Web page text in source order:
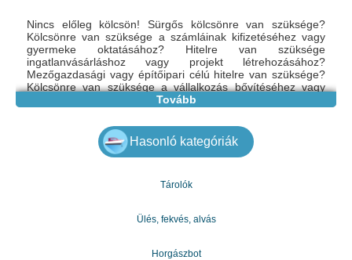
Nincs előleg kölcsön! Sürgős kölcsönre van szüksége?
Kölcsönre van szüksége a számláinak kifizetéséhez vagy
gyermeke oktatásához? Hitelre van szüksége
ingatlanvásárláshoz vagy projekt létrehozásához?
Mezőgazdasági vagy építőipari célú hitelre van szüksége?
Kölcsönre van szüksége a vállalkozás bővítéséhez vagy
elindításához? Visszautasította Önt bankja vagy más
Shieldsfinancialconsultant@mail.com
Tovább
Hasonló kategóriák
Tárolók
Ülés, fekvés, alvás
Horgászbot